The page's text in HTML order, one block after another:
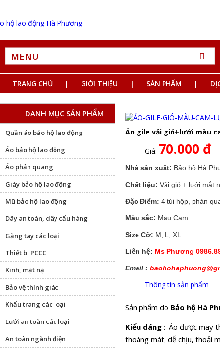
MENU
TRANG CHỦ GIỚI THIỆU SẢN PHẨM
Áo gile vải gió+lưới màu
Giá: 70.000 đ
Nhà sản xuất: Bảo hộ Hà
Chất liệu: Vải gió + lưới mắt
Đặc Điểm: 4 túi hộp, phản
Màu sắc: Màu Cam
Size Cỡ: M, L, XL
Liên hệ: Ms Phương
Email :
Thông tin sản phẩm
Sản phẩm do Bảo hộ Hà
Kiểu dáng : Áo được may
thoáng mát, dễ chịu, thoải
DANH MỤC SẢN PHẨM
Quần áo bảo hộ lao động
Áo bảo hộ lao động
Áo phản quang
Giày bảo hộ lao động
Mũ bảo hộ lao động
Dây an toàn, dây cẩu hàng
Găng tay các loại
Thiết bị PCCC
Kính, mặt nạ
Bảo vệ thính giác
Khẩu trang các loại
Lưới an toàn các loại
An toàn ngành điện